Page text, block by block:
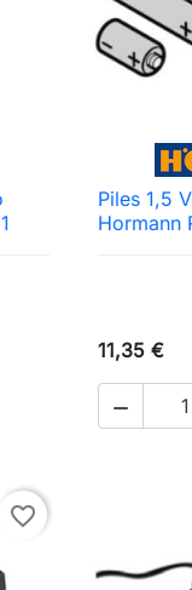
au panier

Piles 1,5
Hormann
11,35 €

favorite_border